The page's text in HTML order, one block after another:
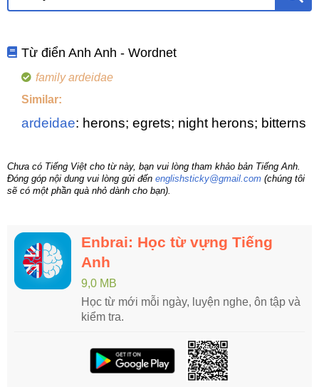
Từ điển Anh Anh - Wordnet
family ardeidae
Similar:
ardeidae: herons; egrets; night herons; bitterns
Chưa có Tiếng Việt cho từ này, bạn vui lòng tham khảo bản Tiếng Anh.
Đóng góp nội dung vui lòng gửi đến englishsticky@gmail.com (chúng tôi
sẽ có một phần quà nhỏ dành cho bạn).
Enbrai: Học từ vựng Tiếng
Anh
9,0 MB
Học từ mới mỗi ngày, luyện nghe, ôn tập và
kiểm tra.